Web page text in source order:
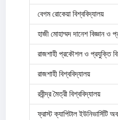
বেগম রোকেয়া বিশ্ববিদ্যালয়
হাজী মোহাম্মদ দানেশ বিজ্ঞান ও
রাজশাহী প্রকৌশল ও প্রযুক্তি
রাজশাহী বিশ্ববিদ্যালয়
রবীন্দ্র মৈত্রী বিশ্ববিদ্যালয়
ফ্রাস্ট ক্যাপিটাল ইউনিভার্সিটি